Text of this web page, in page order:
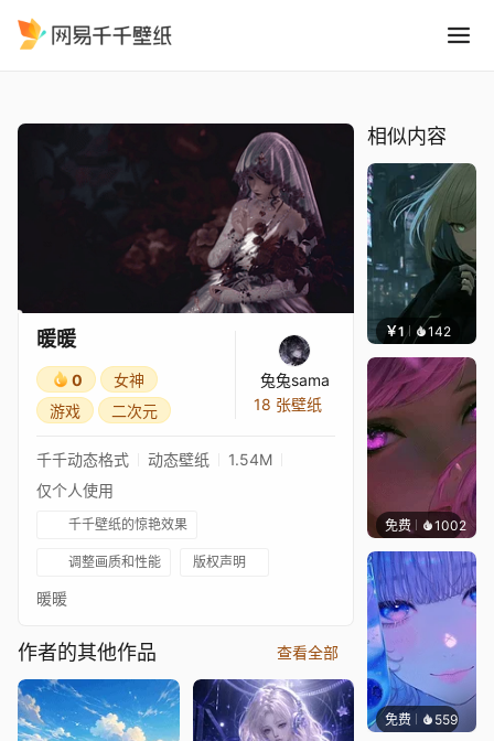
暖暖
0
女神
游戏
二次元
兔兔sama
18 张壁纸
千千动态格式 动态壁纸
1.54M
仅个人使用
千千壁纸的惊艳效果
调整画质和性能 版权声明
暖暖
作者的其他作品 查看全部
相似内容
￥1 142
免费 1002辰东
免费 559辰东